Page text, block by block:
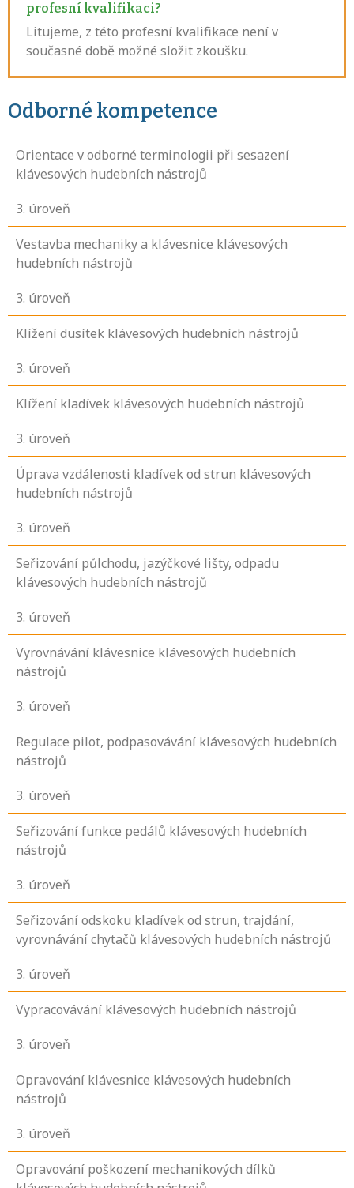
profesní kvalifikaci?
Litujeme, z této profesní kvalifikace není v
současné době možné složit zkoušku.
Odborné kompetence
Orientace v odborné terminologii při sesazení
klávesových hudebních nástrojů
3. úroveň
Vestavba mechaniky a klávesnice klávesových
hudebních nástrojů
3. úroveň
Klížení dusítek klávesových hudebních nástrojů
3. úroveň
Klížení kladívek klávesových hudebních nástrojů
3. úroveň
Úprava vzdálenosti kladívek od strun klávesových
hudebních nástrojů
3. úroveň
Seřizování půlchodu, jazýčkové lišty, odpadu
klávesových hudebních nástrojů
3. úroveň
Vyrovnávání klávesnice klávesových hudebních
nástrojů
3. úroveň
Regulace pilot, podpasovávání klávesových hudebních
nástrojů
3. úroveň
Seřizování funkce pedálů klávesových hudebních
nástrojů
3. úroveň
Seřizování odskoku kladívek od strun, trajdání,
vyrovnávání chytačů klávesových hudebních nástrojů
3. úroveň
Vypracovávání klávesových hudebních nástrojů
3. úroveň
Opravování klávesnice klávesových hudebních
nástrojů
3. úroveň
Opravování poškození mechanikových dílků